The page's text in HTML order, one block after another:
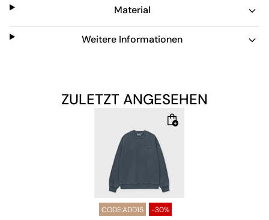
Material
Weitere Informationen
ZULETZT ANGESEHEN
CODE:ADD15 -30%